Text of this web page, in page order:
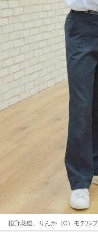
植野花道、りんか（C）モデル